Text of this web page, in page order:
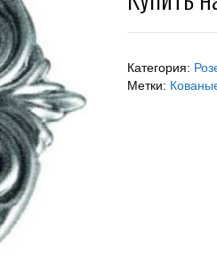
Категория:
Метки: